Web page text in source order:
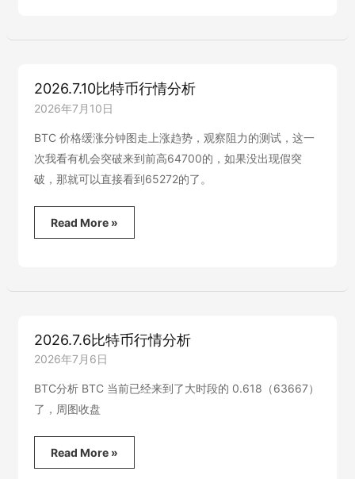
真
反
还
是
流
动
博
弈？
2026.7.10比特币行情分析
2026年7月10日
BTC 价格缓涨分钟图走上涨趋势，观察阻力的测试，这一
次我看有机会突破来到前高64700的，如果没出现假突
破，那就可以直接看到65272的了。
2026.7.10
比
Read More »
2026.7.6比特币行情分析
2026年7月6日
BTC分析 BTC 当前已经来到了大时段的 0.618（63667）
了，周图收盘
2026.7.6
比
Read More »